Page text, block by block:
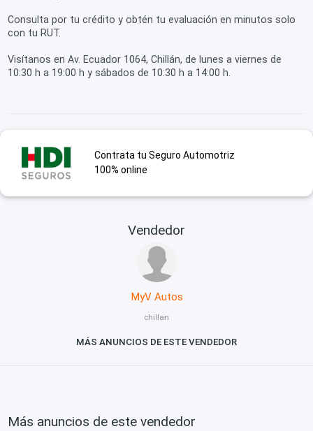
Consulta por tu crédito y obtén tu evaluación en minutos solo
con tu RUT.
Visítanos en Av. Ecuador 1064, Chillán, de lunes a viernes de
10:30 h a 19:00 h y sábados de 10:30 h a 14:00 h.
Contrata tu Seguro Automotriz
100% online
Vendedor
MyV Autos
chillan
MÁS ANUNCIOS DE ESTE VENDEDOR
Más anuncios de este vendedor